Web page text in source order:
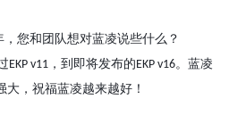
，您和团队想对蓝凌说些什么？
EKP v11 ，到即将发布的EKP v16。蓝凌
，祝福蓝凌越来越好！